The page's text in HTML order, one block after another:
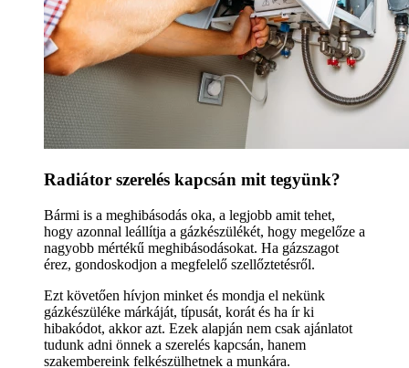
Radiátor szerelés kapcsán mit tegyünk?
Bármi is a meghibásodás oka, a legjobb amit tehet,
hogy azonnal leállítja a gázkészülékét, hogy megelőze a
nagyobb mértékű meghibásodásokat. Ha gázszagot
érez, gondoskodjon a megfelelő szellőztetésről.
Ezt követően hívjon minket és mondja el nekünk
gázkészüléke márkáját, típusát, korát és ha ír ki
hibakódot, akkor azt. Ezek alapján nem csak ajánlatot
tudunk adni önnek a szerelés kapcsán, hanem
szakembereink felkészülhetnek a munkára.